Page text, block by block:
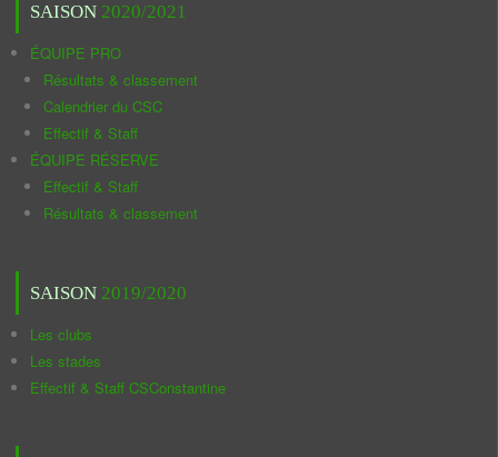
SAISON 2020/2021
ÉQUIPE PRO
Résultats & classement
Calendrier du CSC
Effectif & Staff
ÉQUIPE RÉSERVE
Effectif & Staff
Résultats & classement
SAISON 2019/2020
Les clubs
Les stades
Effectif & Staff CSConstantine